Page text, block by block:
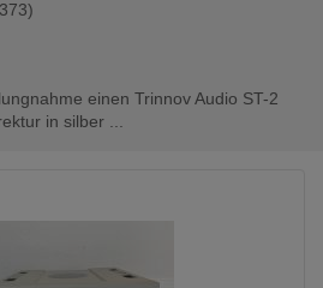
einen Trinnov Audio ST-2
in silber ...